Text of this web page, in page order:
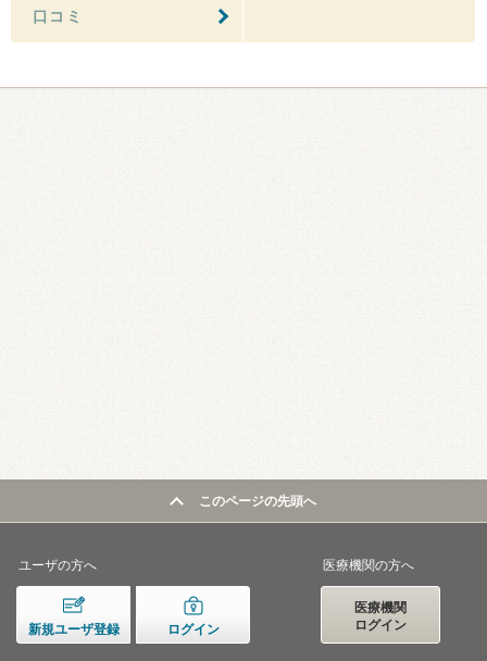
口コミ
このページの先頭へ
ユーザの方へ
新規ユーザ登録 ログイン
医療機関の方へ
医療機関
ログイン